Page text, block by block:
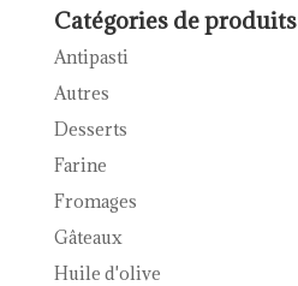
Catégories de produits
Antipasti
Autres
Desserts
Farine
Fromages
Gâteaux
Huile d'olive